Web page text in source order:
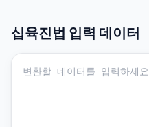
십육진법 입력 데이터